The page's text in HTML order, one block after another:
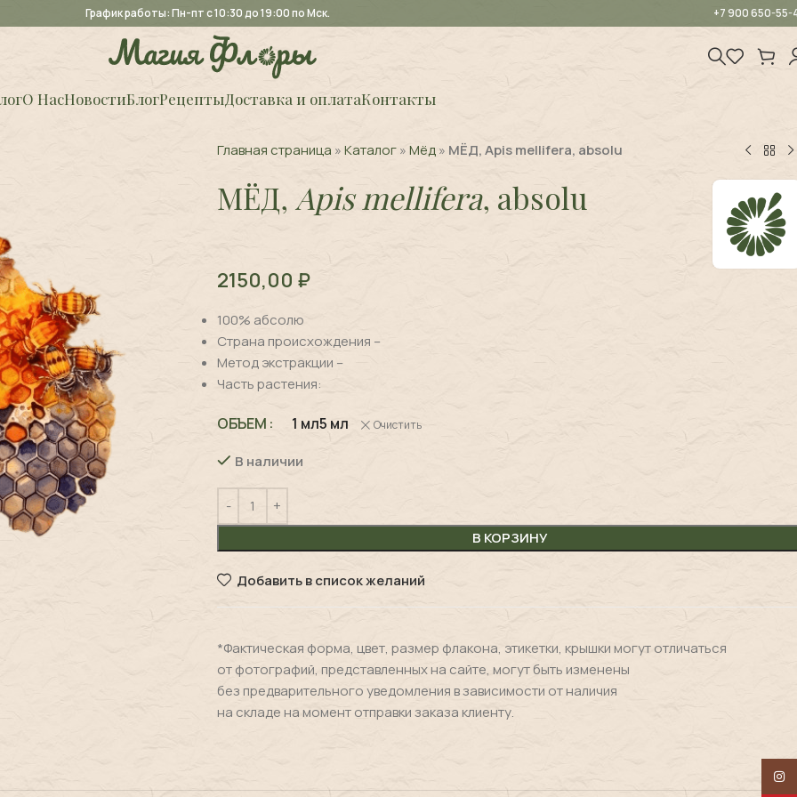
График работы: Пн-пт с 10:30 до 19:00 по Мск. +7 900 650-55-
О НасНовостиБлогРецептыДоставка и оплатаКонтакты
Главная страница »Каталог»Мёд» МЁД, Apis mellifera, absolu
МЁД, Apis mellifera, absolu
2150,00 ₽
100% абсолю
Страна происхождения –
Метод экстракции –
Часть растения:
ОБЪЕМ 1 мл5 мл Очистить
В наличии
В КОРЗИНУ
Добавить в список желаний
*Фактическая форма, цвет, размер флакона, этикетки, крышки могут отличаться
от фотографий, представленных на сайте, могут быть изменены
без предварительного уведомления в зависимости от наличия
на складе на момент отправки заказа клиенту.